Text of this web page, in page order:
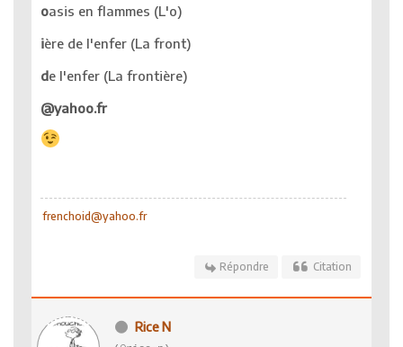
oasis en flammes (L'o)
ière de l'enfer (La front)
de l'enfer (La frontière)
@yahoo.fr
frenchoid@yahoo.fr
Répondre Citation
Rice N